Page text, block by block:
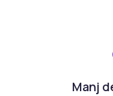
Manj